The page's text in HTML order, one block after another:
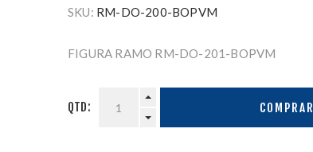
SKU: RM-DO-200-BOPVM
FIGURA RAMO RM-DO-201-BOPVM
QTD: COMPRAR